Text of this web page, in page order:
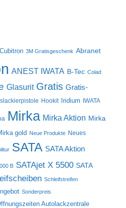
3M Gratisgeschenk Abranet
ANEST IWATA B-Tec Colad
Glasurit Gratis Gratis-
Hookit Iridium IWATA
Mirka Mirka Aktion Mirka
gold Neue Produkte Neues
SATA SATA Aktion
B SATAjet X 5500 SATA
Schleifstreifen
Sonderpreis
Autolackzentrale